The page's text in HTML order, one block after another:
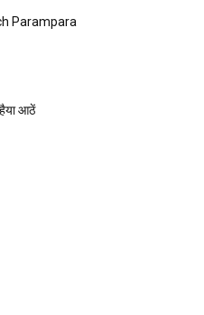
Parampara
आठें